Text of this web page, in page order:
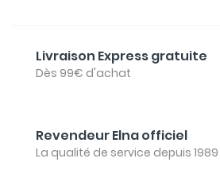
Livraison Express gratuite
Dès 99€ d'achat
Revendeur Elna officiel
La qualité de service depuis 1989